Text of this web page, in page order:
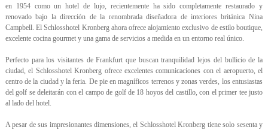
en 1954 como un hotel de lujo, recientemente ha sido completamente restaurado y
renovado bajo la dirección de la renombrada diseñadora de interiores británica Nina
Campbell. El Schlosshotel Kronberg ahora ofrece alojamiento exclusivo de estilo boutique,
excelente cocina gourmet y una gama de servicios a medida en un entorno real único.
Perfecto para los visitantes de Frankfurt que buscan tranquilidad lejos del bullicio de la
ciudad, el Schlosshotel Kronberg ofrece excelentes comunicaciones con el aeropuerto, el
centro de la ciudad y la feria. De pie en magníficos terrenos y zonas verdes, los entusiastas
del golf se deleitarán con el campo de golf de 18 hoyos del castillo, con el primer tee justo
al lado del hotel.
A pesar de sus impresionantes dimensiones, el Schlosshotel Kronberg tiene solo sesenta y